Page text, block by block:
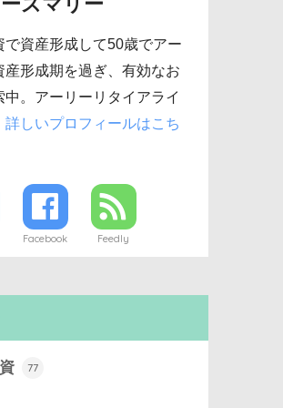
で資産形成して50歳でアー
産形成期を過ぎ、有効なお
。アーリーリタイアライ
詳しいプロフィールはこち
Facebook Feedly
77